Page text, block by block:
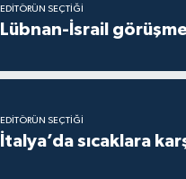
EDITÖRÜN SEÇTIĞI
Lübnan-İsrail
EDITÖRÜN SEÇTIĞI
İtalya’da sıcaklara